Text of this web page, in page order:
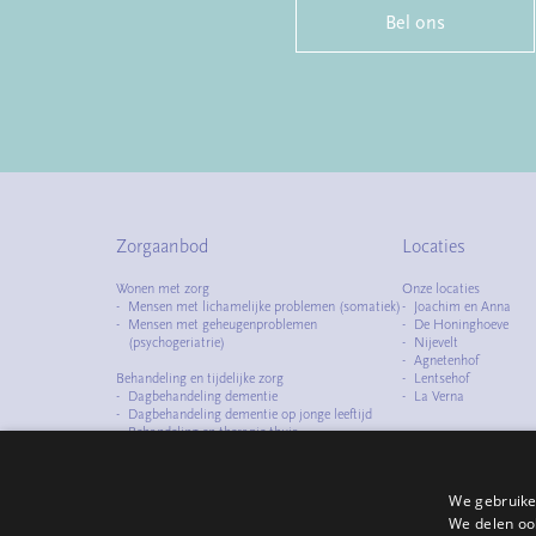
Bel ons
Zorgaanbod
Wonen met zorg
Mensen met lichamelijke problemen (somatiek)
Mensen met geheugenproblemen
(psychogeriatrie)
Behandeling en tijdelijke zorg
Dagbehandeling dementie
Dagbehandeling dementie op jonge leeftijd
Behandeling en therapie thuis
Locaties
Onze locaties
Joachim en Anna
De Honinghoeve
Nijevelt
Agnetenhof
Lentsehof
La Verna
We
We delen